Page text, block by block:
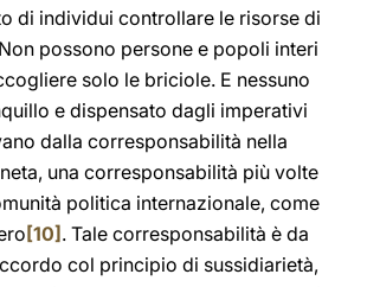
di individui controllare le risorse di
possono persone e popoli interi
solo le briciole. E nessuno
e dispensato dagli imperativi
dalla corresponsabilità nella
una corresponsabilità più volte
politica internazionale, come
[10] . Tale corresponsabilità è da
col principio di sussidiarietà,